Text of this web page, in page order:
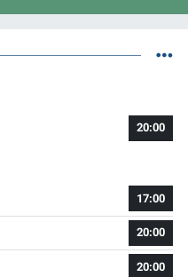
20:00
17:00
20:00
20:00